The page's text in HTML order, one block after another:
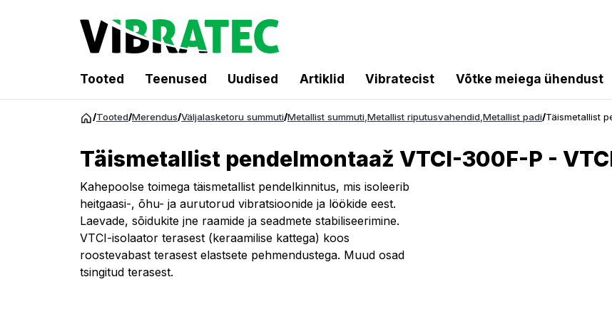
Tooted Teenused Uudised Artiklid Vibratecist Võtke meiega ühendust
/Tooted/Merendus/Väljalasketoru summuti/Metallist summuti,Metallist riputusvahendid,Metallist padi/Täismetallist
Täismetallist pendelmontaaž VTCI-300F-P -
Kahepoolse toimega täismetallist pendelkinnitus, mis isoleerib
heitgaasi-, õhu- ja aurutorud vibratsioonide ja löökide eest.
Laevade, sõidukite jne raamide ja seadmete stabiliseerimine.
VTCI-isolaator terasest (keraamilise kattega) koos
roostevabast terasest elastsete pehmendustega. Muud osad
tsingitud terasest.